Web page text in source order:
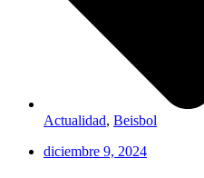
Actualidad, Beisbol
diciembre 9, 2024